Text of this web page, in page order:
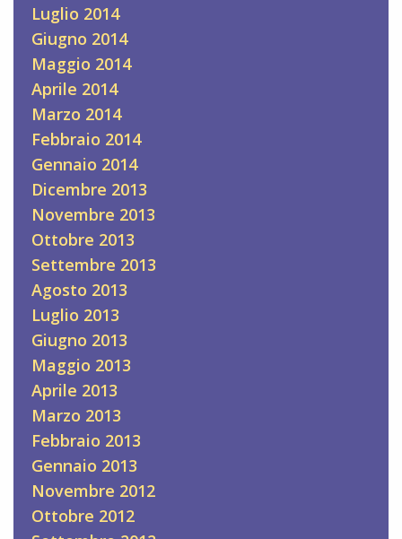
Luglio 2014
Giugno 2014
Maggio 2014
Aprile 2014
Marzo 2014
Febbraio 2014
Gennaio 2014
Dicembre 2013
Novembre 2013
Ottobre 2013
Settembre 2013
Agosto 2013
Luglio 2013
Giugno 2013
Maggio 2013
Aprile 2013
Marzo 2013
Febbraio 2013
Gennaio 2013
Novembre 2012
Ottobre 2012